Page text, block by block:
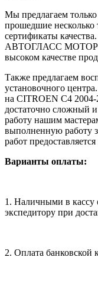
Мы предлагаем
прошедшие
сертификаты
АВТОГЛАСС МОТОРС,
высоком качестве
Также предлагаем
установочного
на CITROEN C4
достаточно сложный
работу нашим
выполненную работу
работ
Варианты оплаты:
1. Наличными в кассу
экспедитору при
2. Оплата банковской